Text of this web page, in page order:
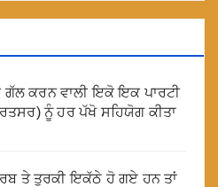
ਕਰਨ ਵਾਲੀ ਇਕੋ ਇਕ ਪਾਰਟੀ
ਨੂੰ ਹਰ ਪੱਖੋ ਸਹਿਯੋਗ ਕੀਤਾ
ਤੇ ਤੁਰਕੀ ਇਕੱਠੇ ਹੋ ਗਏ ਹਨ ਤਾਂ